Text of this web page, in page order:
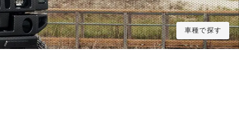
車種で探す